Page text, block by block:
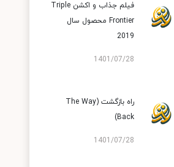
فیلم جذاب و اکشن Triple
Frontier محصول سال
2019
1401/07/28
راه بازگشت (The Way
Back)
1401/07/28